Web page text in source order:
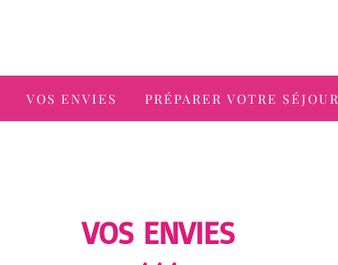
VOS ENVIES PRÉPARER VOTRE SÉJOUR
VOS ENVIES